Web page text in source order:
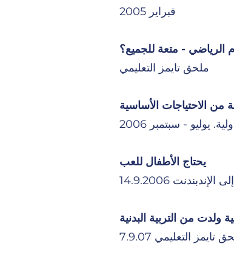
فبراير 2005
الرياضي - متعة للجميع؟
ملحق تايمز التعليمي
من الاحتياجات الأساسية
يحتاج الأطفال للعب
14.9.2006
ولدت من التربية البدنية